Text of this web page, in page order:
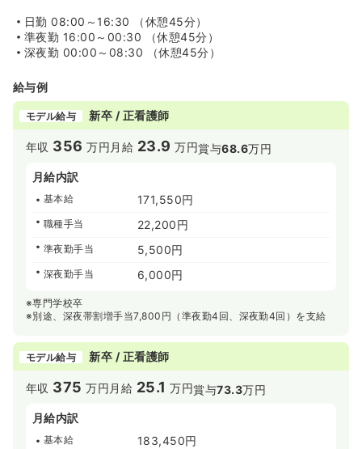
◆いわき市における地域医療を100年以上担っている二次
救急指定の病院です！
◆同法人、公益財団法人磐城済世会では、早く・優しく・
トワーク体制で迅速・確実に医療提供から福祉まで幅広い
対応を行っております！
◆同法人では、松村総合病院・舞子浜病院・長春館病院・
シーサイドパインビレッジ・老人保健施設・松村健診セン
ター・松村看護専門学校・おりづる訪問看護ステーショ
運営しておえります！
日勤 08:00～16:30 （休憩45分）
準夜勤 16:00～00:30 （休憩45分）
深夜勤 00:00～08:30 （休憩45分）
給与例
モデル給与 新卒 / 正看護師
年収 356 万円 月給 23.9 万円賞与68.6万円
月給内訳
基本給 171,550円
職種手当 22,200円
準夜勤手当 5,500円
深夜勤手当 6,000円
※専門学校卒
※別途、深夜帯割増手当7,800円（準夜勤4回、深夜勤4回）を支給
モデル給与 新卒 / 正看護師
年収 375 万円 月給 25.1 万円賞与73.3万円
月給内訳
基本給 183,450円